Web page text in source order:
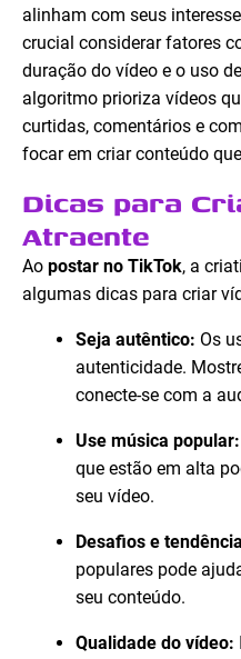
alinham com seus
crucial considerar fatores
duração do vídeo e o uso
algoritmo prioriza vídeos
curtidas, comentários e
focar em criar conteúdo
Dicas para
Atraente
Ao postar no TikTok, a
algumas dicas para criar
Seja autêntico: Os
autenticidade.
conecte-se com a
Use música popular:
que estão em alta
seu vídeo.
Desafios e
populares pode
seu conteúdo.
Qualidade do vídeo: